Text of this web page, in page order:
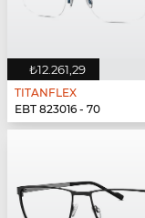
₺12.261,29
TITANFLEX
EBT 823016 - 70